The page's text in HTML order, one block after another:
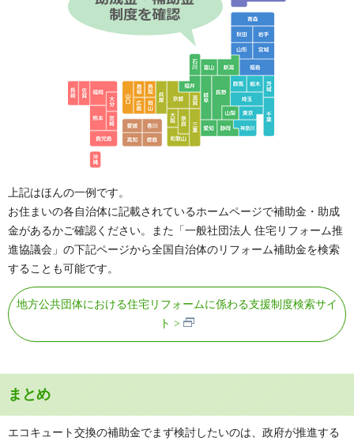
※代表的な要件のみ抜粋
・未使用のエコハウス設備を設置した住宅に居住する者
・地方税を滞納していない者
・未使用のエコハウス設備を設置した日（助成対象設備が設置
されている建売住宅を購入する場合においては、当該住宅の
引渡を受けた日）の翌日から起算して1年を経過していない者
自治体ページ
神奈川県藤沢市「住宅用太陽光パネル等設置費補
自治体
上記はほんの一例です。
お住まいの各自治体に記載されているホームページで補助金・助成
金があるかご確認ください。また「一般社団法人 住宅リフォーム推
進協議会」の下記ページから全国自治体のリフォーム補助金を検索
することも可能です。
地方公共団体における住宅リフォームに係わる支援制度検索サイ
ト
まとめ
エコキュート交換の補助金でまず検討したいのは、政府が推進する